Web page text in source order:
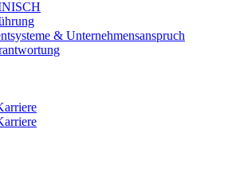
& Unternehmensanspruch